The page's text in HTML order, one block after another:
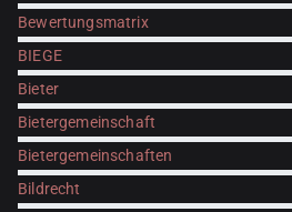
Bewertungsmatrix
BIEGE
Bieter
Bietergemeinschaft
Bietergemeinschaften
Bildrecht